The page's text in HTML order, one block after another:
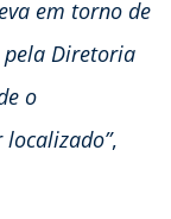
em torno de
pela Diretoria
o
,